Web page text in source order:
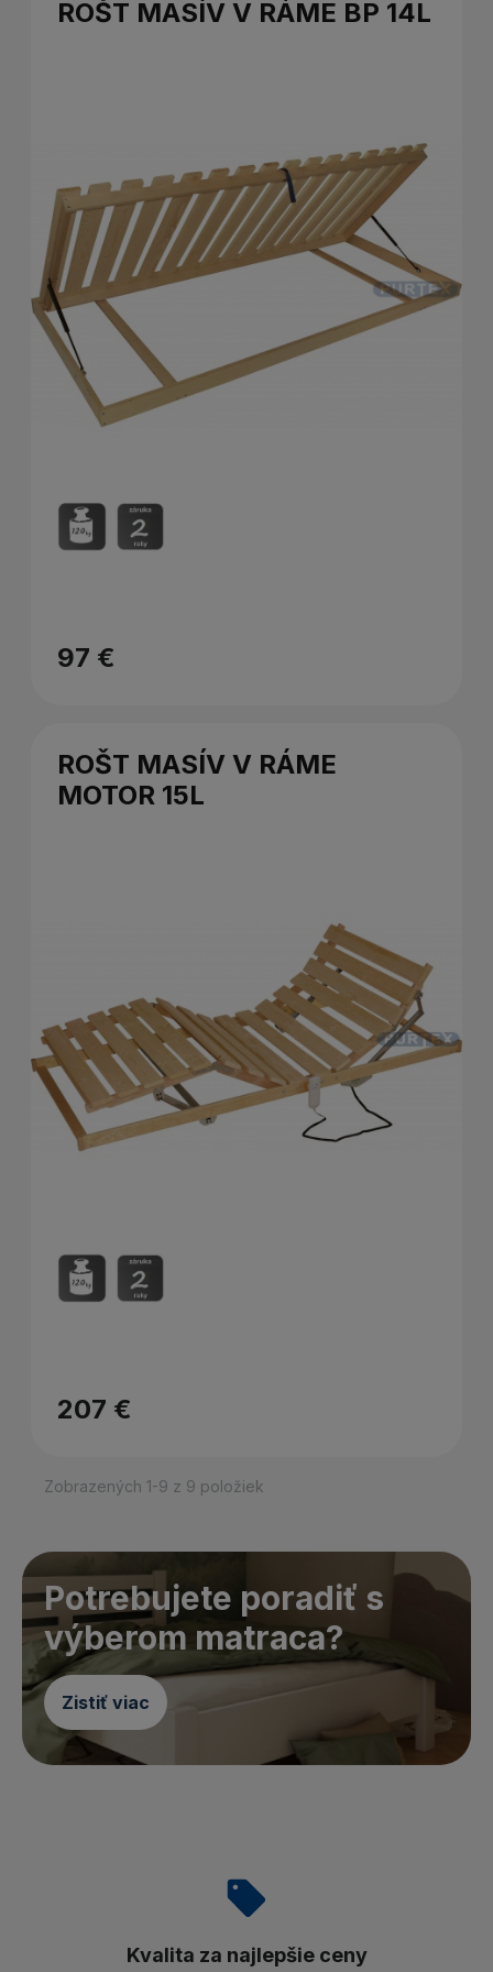
ROŠT MASÍV V RÁME BP 14L
97 €
ROŠT MASÍV V RÁME
MOTOR 15L
207 €
Zobrazených 1-9 z 9 položiek
Potrebujete poradiť s
výberom matraca?
Zistiť viac
Kvalita za najlepšie ceny